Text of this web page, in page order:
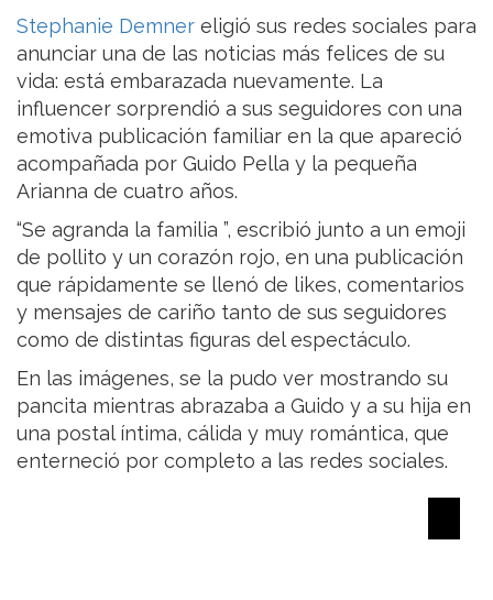
Stephanie Demner eligió sus redes sociales para
anunciar una de las noticias más felices de su
vida: está embarazada nuevamente. La
influencer sorprendió a sus seguidores con una
emotiva publicación familiar en la que apareció
acompañada por Guido Pella y la pequeña
Arianna de cuatro años.
“Se agranda la familia ”, escribió junto a un emoji
de pollito y un corazón rojo, en una publicación
que rápidamente se llenó de likes, comentarios
y mensajes de cariño tanto de sus seguidores
como de distintas figuras del espectáculo.
En las imágenes, se la pudo ver mostrando su
pancita mientras abrazaba a Guido y a su hija en
una postal íntima, cálida y muy romántica, que
enterneció por completo a las redes sociales.